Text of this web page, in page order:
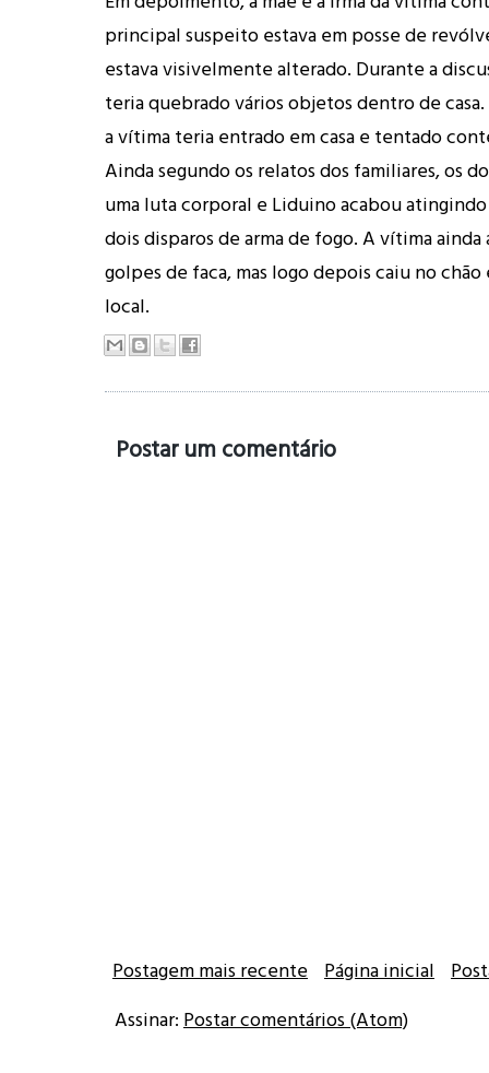
principal suspeito estava em posse de
estava visivelmente alterado. Durante a
teria quebrado vários objetos dentro de
a vítima teria entrado em casa e tentado
Ainda segundo os relatos dos familiares, os
uma luta corporal e Liduino acabou
dois disparos de arma de fogo. A vítima
golpes de faca, mas logo depois caiu no
local.
Postar um comentário
Postagem mais recente Página inicial
Assinar: Postar comentários (Atom)